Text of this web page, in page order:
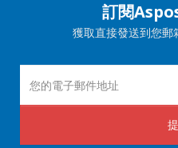
訂閱
獲取直接發送到您郵